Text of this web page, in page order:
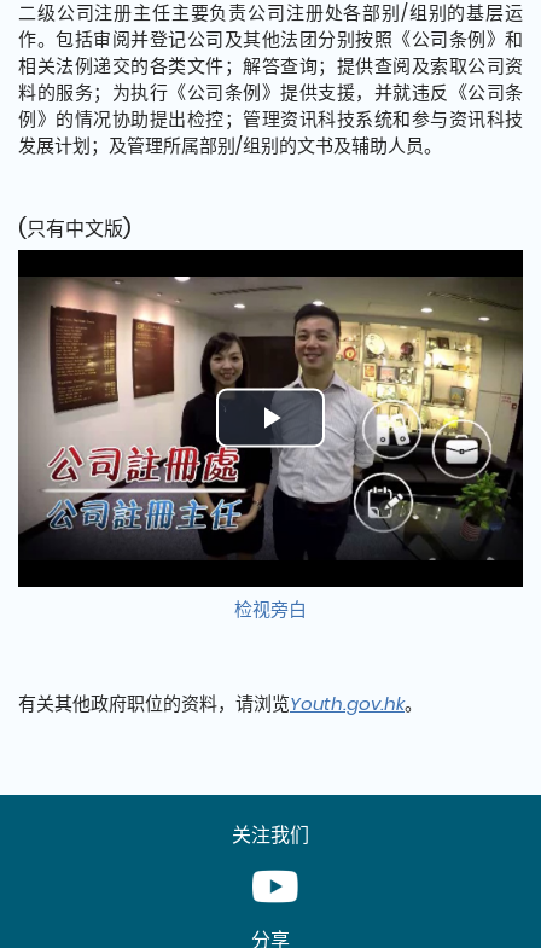
二级公司注册主任主要负责公司注册处各部别/组别的基层运
作。包括审阅并登记公司及其他法团分别按照《公司条例》和
相关法例递交的各类文件；解答查询；提供查阅及索取公司资
料的服务；为执行《公司条例》提供支援，并就违反《公司条
例》的情况协助提出检控；管理资讯科技系统和参与资讯科技
发展计划；及管理所属部别/组别的文书及辅助人员。
(只有中文版)
Play
Video
检视旁白
有关其他政府职位的资料，请浏览Youth.gov.hk。
关注我们
Youtube [This link will pop up in
分享